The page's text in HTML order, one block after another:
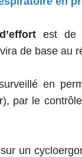
est de
de base au
en
par le
un